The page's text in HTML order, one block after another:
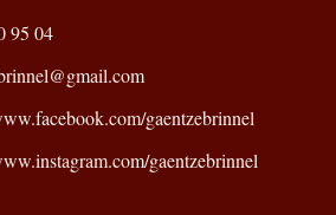
95 04
gaentzebrinnel
gaentzebrinnel